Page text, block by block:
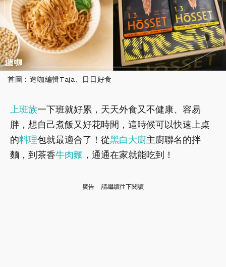
首圖：造咖編輯Taja、日日好食
上班族一下班就好累，天天外食又不健康、容易
胖，想自己煮飯又好花時間，這時候可以快速上桌
的料理包就最適合了！從黑白大廚主廚聯名的拌
麵，到茶香牛肉麵 ，通通在家就能吃到！
廣告 - 請繼續往下閱讀